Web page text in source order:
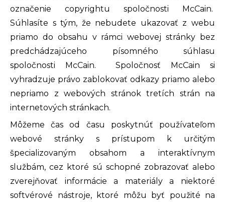
označenie copyrightu spoločnosti McCain.
Súhlasíte s tým, že nebudete ukazovať z webu
priamo do obsahu v rámci webovej stránky bez
predchádzajúceho písomného súhlasu
spoločnosti McCain. Spoločnosť McCain si
vyhradzuje právo zablokovať odkazy priamo alebo
nepriamo z webových stránok tretích strán na
internetových stránkach.
Môžeme čas od času poskytnúť používateľom
webové stránky s prístupom k určitým
špecializovaným obsahom a interaktívnym
službám, cez ktoré sú schopné zobrazovať alebo
zverejňovať informácie a materiály a niektoré
softvérové nástroje, ktoré môžu byť použité na